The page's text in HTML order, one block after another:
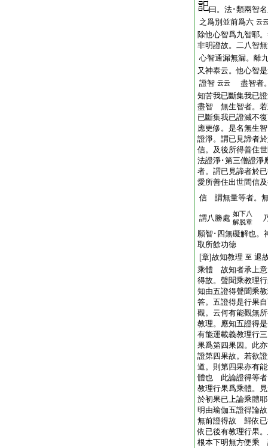
曰。法･類兩智
之爲別並前爲六 云
除他心智爲九智耶
非明證故。二八智
心智通漏無漏。離
又神泰云。他心智
證智 云云
盡智者
知苦我已斷集我已
盡智 無生智者。若
已斷集我已證滅不
應更修。是名無生
證淨。謂已見諦者
信。及後所得善住
法證淨･第三僧證淨
者。謂已見諦者於
愛所善住出世間信
信 謂無量等者。
謂八勝處 如下八
解脱章
願智･四無礙解也。
取所餘功徳
[章]故知教理 至 退
乘體 故知者承上意
得故。聲聞乘教理
知由五證得聲聞乘
答。五證得是行果
觀。云何有能觀無
教理。應知五證得
有能運載義教理行
果爲第四果因。此
證第四果故。若欲
道。則第四果亦有
體也 此論證得等者
教理行果爲乘體。
於初果已上論乘體
明由瑜伽五證得論
無前證得故 歸依已
依已後有教理行果
根本下明無方便乘